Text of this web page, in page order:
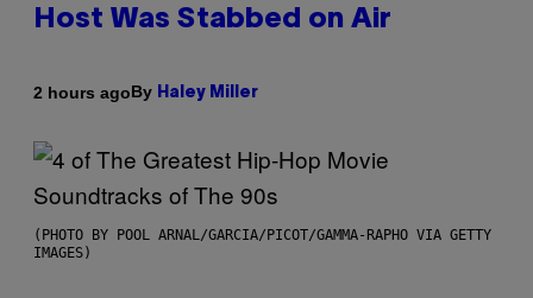
Host Was Stabbed on Air
2 hours agoBy Haley Miller
(PHOTO BY POOL ARNAL/GARCIA/PICOT/GAMMA-RAPHO VIA GETTY
IMAGES)